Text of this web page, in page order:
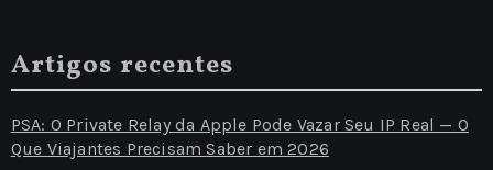
Artigos recentes
PSA: O Private Relay da Apple Pode Vazar Seu IP Real — O
Que Viajantes Precisam Saber em 2026